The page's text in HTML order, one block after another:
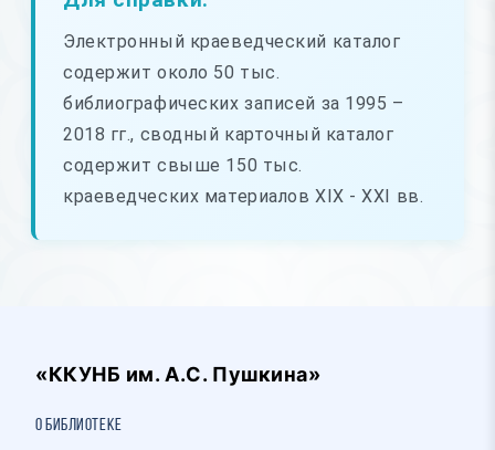
Электронный краеведческий каталог
содержит около 50 тыс.
библиографических записей за 1995 –
2018 гг., сводный карточный каталог
содержит свыше 150 тыс.
краеведческих материалов ХIХ - ХХI вв.
«ККУНБ им. А.С. Пушкина»
О библиотеке